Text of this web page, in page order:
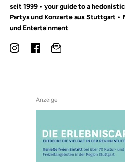
seit 1999 • your guide to a
Partys und Konzerte aus Stuttgart •
und Entertainment
Anzeige